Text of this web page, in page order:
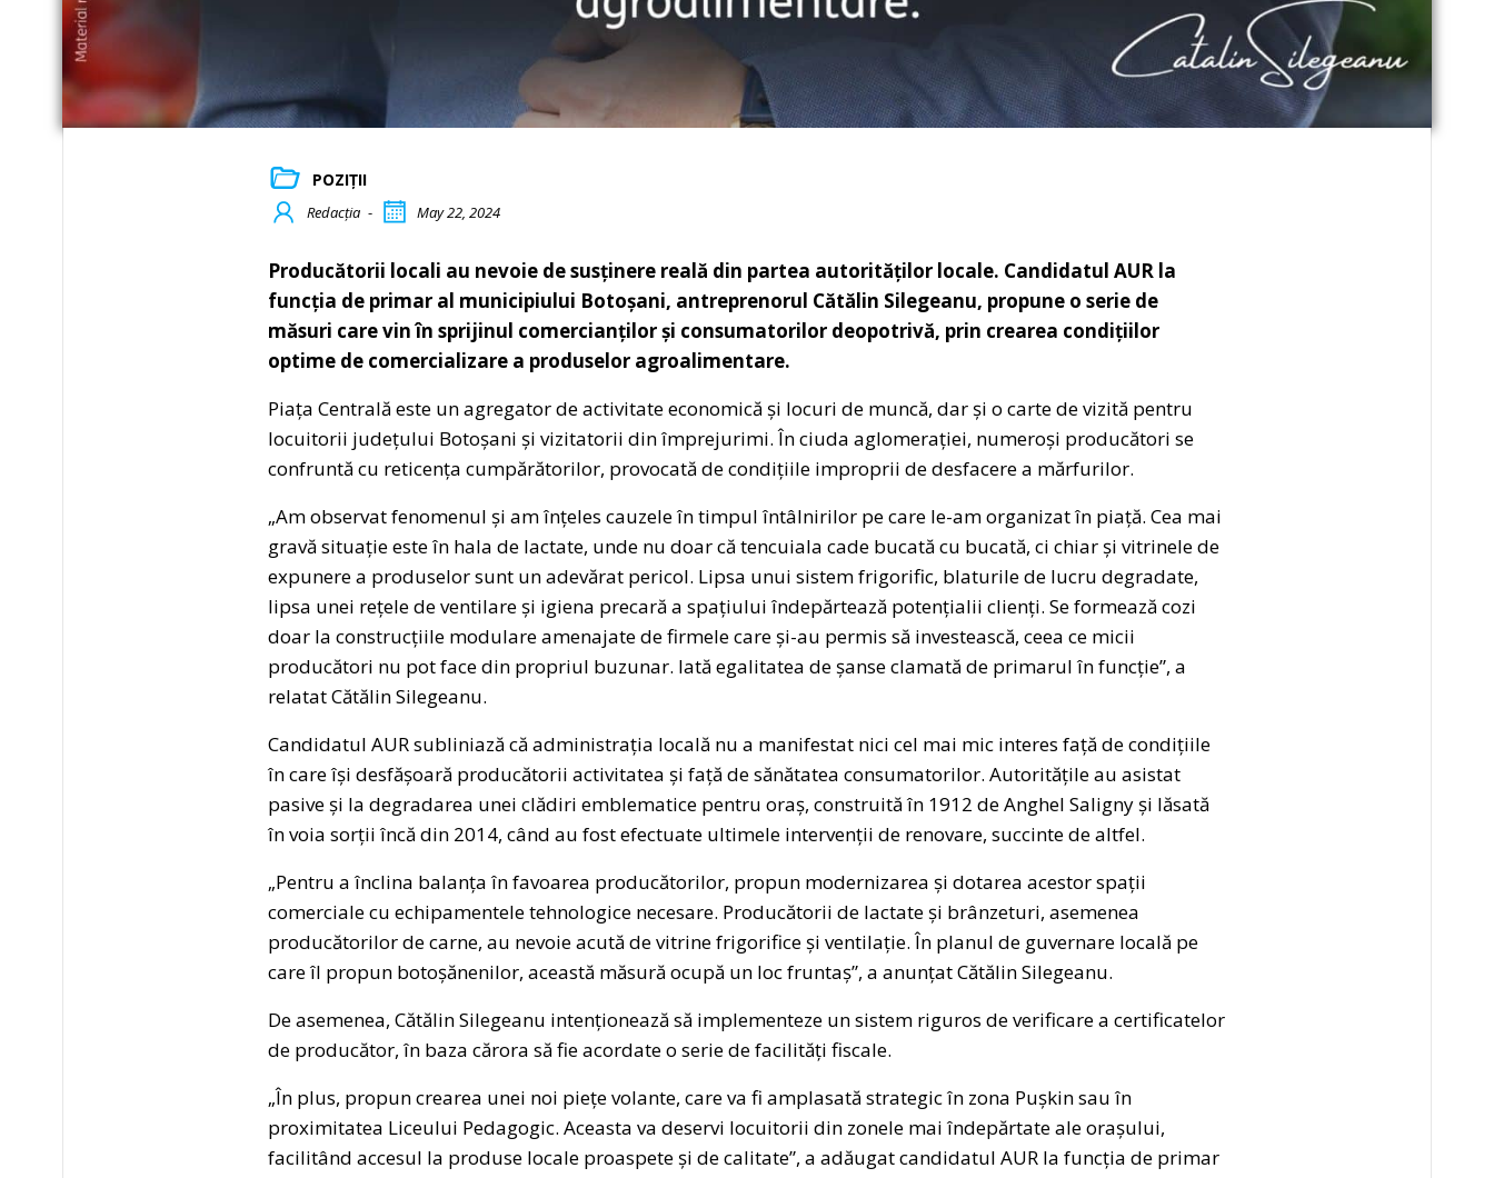
POZIȚII
Redacția - May 22, 2024
Producătorii locali au nevoie de susținere reală din partea autorităților locale. Candidatul AUR la
funcția de primar al municipiului Botoșani, antreprenorul Cătălin Silegeanu, propune o serie de
măsuri care vin în sprijinul comercianților și consumatorilor deopotrivă, prin crearea condițiilor
optime de comercializare a produselor agroalimentare.
Piața Centrală este un agregator de activitate economică și locuri de muncă, dar și o carte de vizită pentru
locuitorii județului Botoșani și vizitatorii din împrejurimi. În ciuda aglomerației, numeroși producători se
confruntă cu reticența cumpărătorilor, provocată de condițiile improprii de desfacere a mărfurilor.
„Am observat fenomenul și am înțeles cauzele în timpul întâlnirilor pe care le-am organizat în piață. Cea mai
gravă situație este în hala de lactate, unde nu doar că tencuiala cade bucată cu bucată, ci chiar și vitrinele de
expunere a produselor sunt un adevărat pericol. Lipsa unui sistem frigorific, blaturile de lucru degradate,
lipsa unei rețele de ventilare și igiena precară a spațiului îndepărtează potențialii clienți. Se formează cozi
doar la construcțiile modulare amenajate de firmele care și-au permis să investească, ceea ce micii
producători nu pot face din propriul buzunar. Iată egalitatea de șanse clamată de primarul în funcție”, a
relatat Cătălin Silegeanu.
Candidatul AUR subliniază că administrația locală nu a manifestat nici cel mai mic interes față de condițiile
în care își desfășoară producătorii activitatea și față de sănătatea consumatorilor. Autoritățile au asistat
pasive și la degradarea unei clădiri emblematice pentru oraș, construită în 1912 de Anghel Saligny și lăsată
în voia sorții încă din 2014, când au fost efectuate ultimele intervenții de renovare, succinte de altfel.
„Pentru a înclina balanța în favoarea producătorilor, propun modernizarea și dotarea acestor spații
comerciale cu echipamentele tehnologice necesare. Producătorii de lactate și brânzeturi, asemenea
producătorilor de carne, au nevoie acută de vitrine frigorifice și ventilație. În planul de guvernare locală pe
care îl propun botoșănenilor, această măsură ocupă un loc fruntaș”, a anunțat Cătălin Silegeanu.
De asemenea, Cătălin Silegeanu intenționează să implementeze un sistem riguros de verificare a certificatelor
de producător, în baza cărora să fie acordate o serie de facilități fiscale.
„În plus, propun crearea unei noi piețe volante, care va fi amplasată strategic în zona Pușkin sau în
proximitatea Liceului Pedagogic. Aceasta va deservi locuitorii din zonele mai îndepărtate ale orașului,
facilitând accesul la produse locale proaspete și de calitate”, a adăugat candidatul AUR la funcția de primar